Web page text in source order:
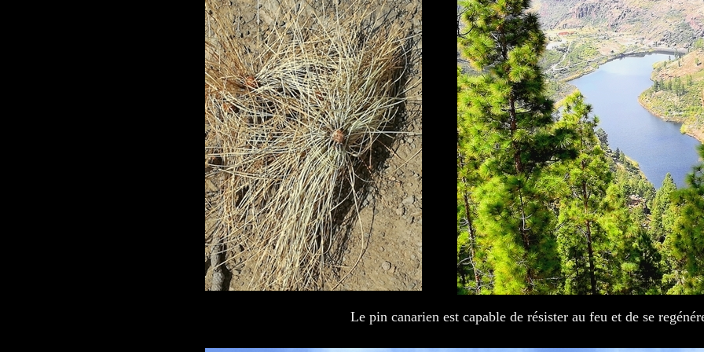
Le pin canarien est capable de résister au feu et de se